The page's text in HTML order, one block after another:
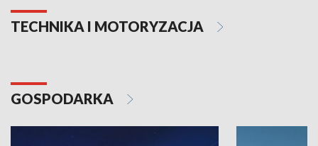
TECHNIKA I MOTORYZACJA
GOSPODARKA